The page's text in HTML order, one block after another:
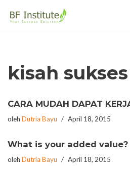
kisah sukses
CARA MUDAH DAPAT
oleh Dutria Bayu April 18, 2015
What is your added value?
oleh Dutria Bayu April 18, 2015